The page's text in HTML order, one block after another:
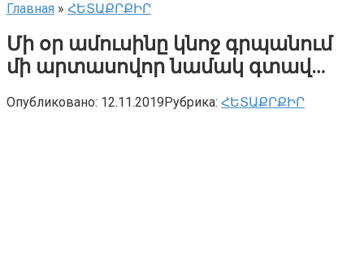
Главная » ՀԵՏԱՔՐՔԻՐ
Մի օր ամուսինը կնոջ գրպանում
մի արտասովոր նամակ գտավ…
Опубликовано: 12.11.2019Рубрика: ՀԵՏԱՔՐՔԻՐ